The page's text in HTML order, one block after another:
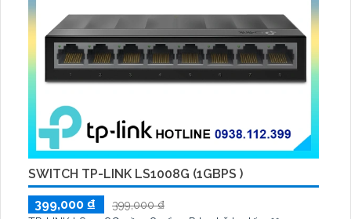
SWITCH TP-LINK LS1008G (1GBPS )
399,000 ₫
399,000 ₫